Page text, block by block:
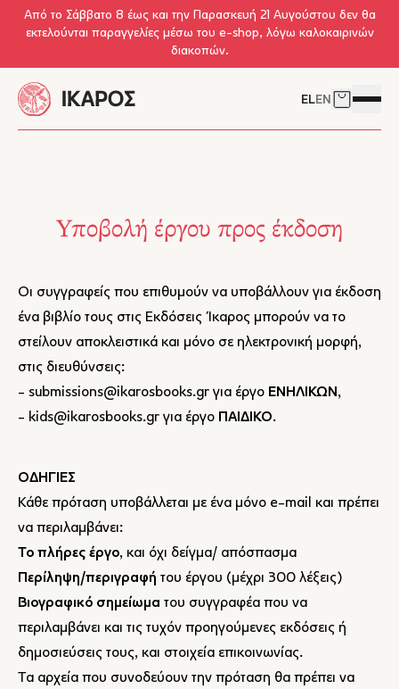
Skip to main content
Από το Σάββατο 8 έως και την Παρασκευή 21 Αυγούστου δεν θα
εκτελούνται παραγγελίες μέσω του e-shop, λόγω καλοκαιρινών
διακοπών.
ELEN Δείτε το
Υποβολή έργου προς έκδοση
Οι συγγραφείς που επιθυμούν να υποβάλλουν για έκδοση
ένα βιβλίο τους στις Εκδόσεις Ίκαρος μπορούν να το
στείλουν αποκλειστικά και μόνο σε ηλεκτρονική μορφή,
στις διευθύνσεις:
- submissions@ikarosbooks.gr για έργο ΕΝΗΛΙΚΩΝ ,
- kids@ikarosbooks.gr για έργο ΠΑΙΔΙΚΟ.
ΟΔΗΓΙΕΣ
Κάθε πρόταση υποβάλλεται με ένα μόνο e-mail και πρέπει
να περιλαμβάνει:
Το πλήρες έργο, και όχι δείγμα/ απόσπασμα
Περίληψη/περιγραφή του έργου (μέχρι 300 λέξεις)
Βιογραφικό σημείωμα του συγγραφέα που να
περιλαμβάνει και τις τυχόν προηγούμενες εκδόσεις ή
δημοσιεύσεις τους, και στοιχεία επικοινωνίας.
Τα αρχεία που συνοδεύουν την πρόταση θα πρέπει να